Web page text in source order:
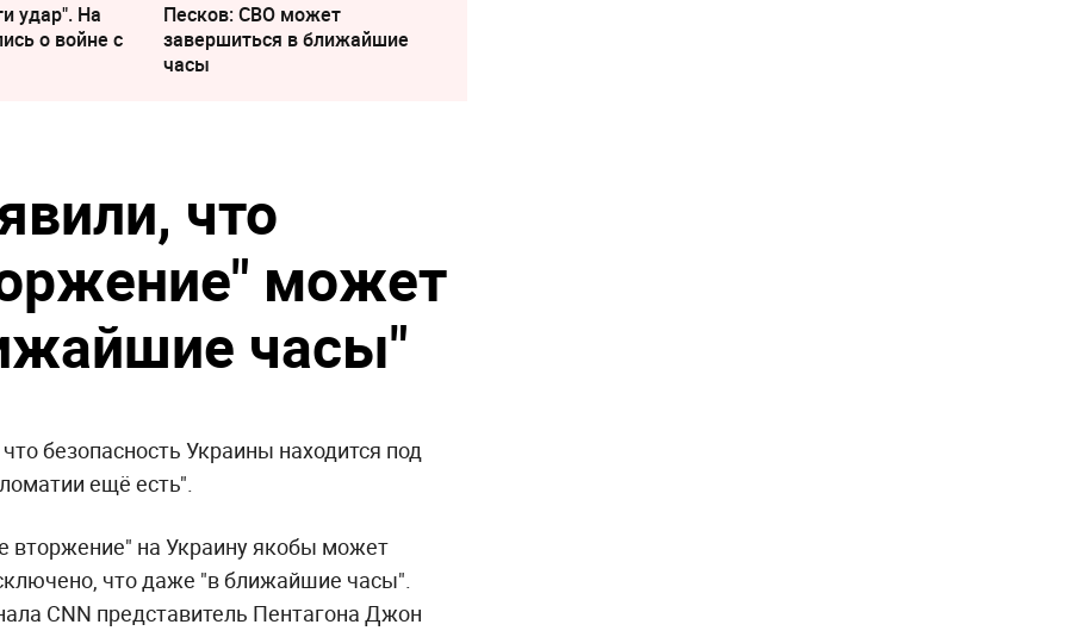
удар". На
о войне с
Песков: СВО может
завершиться в ближайшие
часы
что
может
часы"
безопасность Украины находится под
ещё есть".
вторжение" на Украину якобы может
что даже "в ближайшие часы".
CNN представитель Пентагона Джон